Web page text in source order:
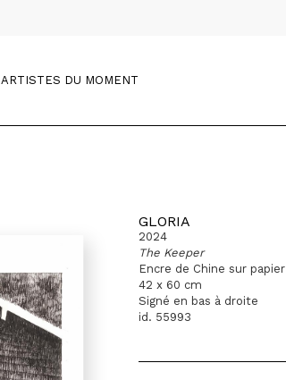
ARTISTES DU MOMENT
GLORIA
2024
The Keeper
Encre de Chine sur papier
42 x 60 cm
Signé en bas à droite
id. 55993